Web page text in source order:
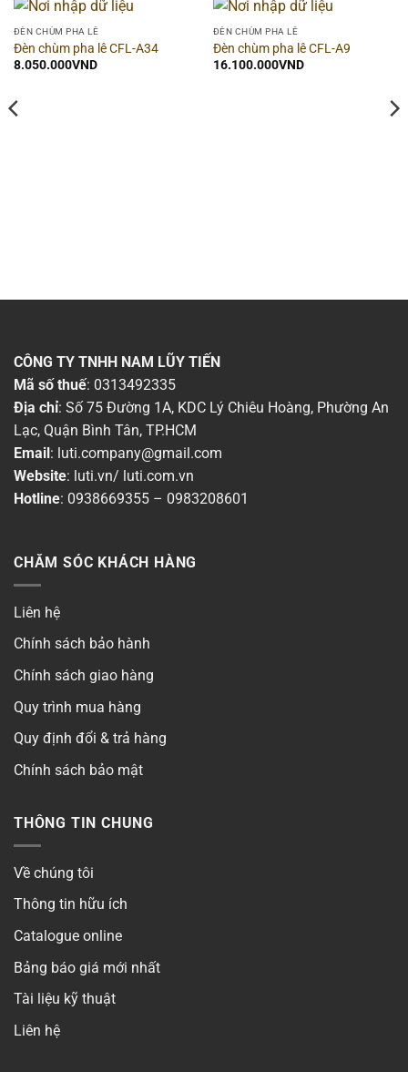
ĐÈN CHÙM PHA LÊ
Đèn chùm pha lê CFL-A34
8.050.000VND
ĐÈN CHÙM PHA LÊ
Đèn chùm pha lê CFL-A9
16.100.000VND
CÔNG TY TNHH NAM LŨY TIẾN
Mã số thuế: 0313492335
Địa chỉ: Số 75 Đường 1A, KDC Lý Chiêu Hoàng, Phường An
Lạc, Quận Bình Tân, TP.HCM
Email : luti.company@gmail.com
Website: luti.vn/ luti.com.vn
Hotline: 0938669355 – 0983208601
CHĂM SÓC KHÁCH HÀNG
Liên hệ
Chính sách bảo hành
Chính sách giao hàng
Quy trình mua hàng
Quy định đổi & trả hàng
Chính sách bảo mật
THÔNG TIN CHUNG
Về chúng tôi
Thông tin hữu ích
Catalogue online
Bảng báo giá mới nhất
Tài liệu kỹ thuật
Liên hệ